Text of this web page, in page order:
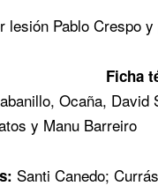
lesión Pablo Crespo
Ficha
Ocaña, David
y Manu Barreiro
Santi Canedo;